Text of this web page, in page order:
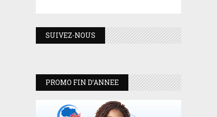
SUIVEZ-NOUS
PROMO FIN D’ANNEE